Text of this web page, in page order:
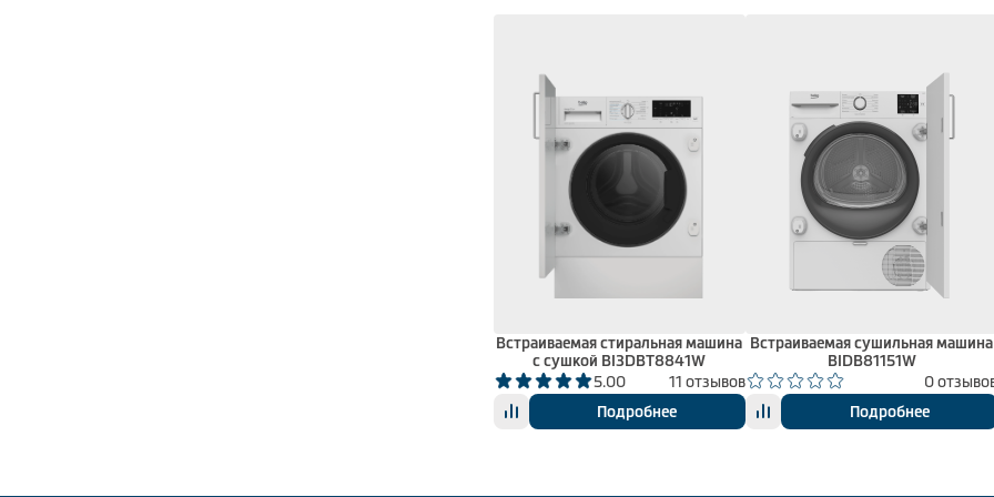
Встраиваемая стиральная машина
с сушкой BI3DBT8841W
5.00
11 отзывов
Подробнее
Встраиваемая сушильная машина
BIDB81151W
0
Подробнее